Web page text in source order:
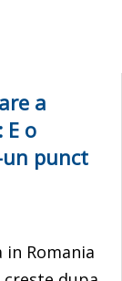
a
o
punct
Romania